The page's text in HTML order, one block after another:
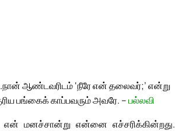
நான் ஆண்டவரிடம் ‘நீரே என் தலைவர்;’ என்று
பங்கைக் காப்பவரும் அவரே. –பல்லவி
மனச்சான்று என்னை எச்சரிக்கின்றது.